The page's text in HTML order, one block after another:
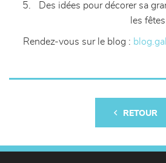
Des idées pour décorer sa
les fêtes
Rendez-vous sur le blog :
RETOUR